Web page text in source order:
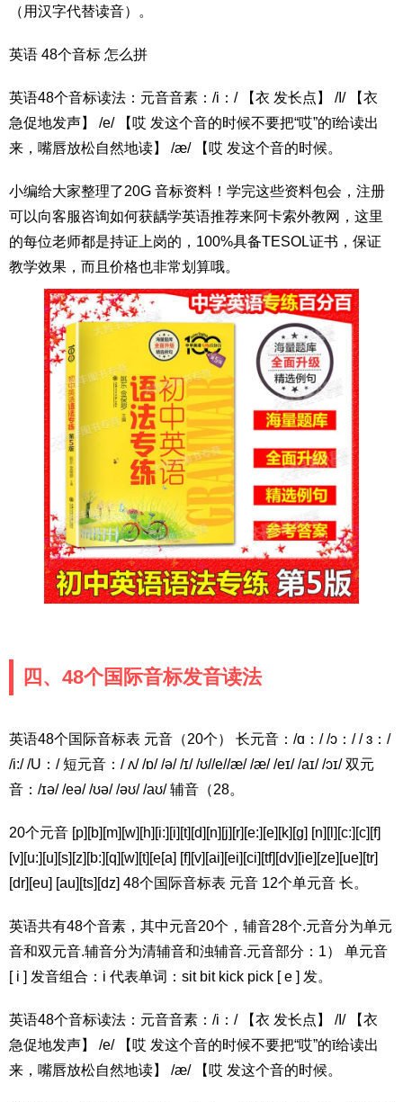
（用汉字代替读音）。
英语 48个音标 怎么拼
英语48个音标读法：元音音素：/i：/ 【衣 发长点】 /I/ 【衣
急促地发声】 /e/ 【哎 发这个音的时候不要把“哎”的ī给读出
来，嘴唇放松自然地读】 /æ/ 【哎 发这个音的时候。
小编给大家整理了20G 音标资料！学完这些资料包会，注册
可以向客服咨询如何获龋学英语推荐来阿卡索外教网，这里
的每位老师都是持证上岗的，100%具备TESOL证书，保证
教学效果，而且价格也非常划算哦。
四、48个国际音标发音读法
英语48个国际音标表 元音（20个） 长元音：/ɑ：/ /ɔ：/ / ɜ：/
/i:/ /U：/ 短元音：/ ʌ/ /ɒ/ /ə/ /ɪ/ /ʊ//e//æ/ /æ/ /eɪ/ /aɪ/ /ɔɪ/ 双元
音：/ɪə/ /eə/ /ʊə/ /əʊ/ /aʊ/ 辅音（28。
20个元音 [p][b][m][w][h][i:][i][t][d][n][j][r][e:][e][k][g] [n][l][c:][c][f]
[v][u:][u][s][z][b:][q][w][t][e[a] [f][v][ai][ei][ci][tf][dv][ie][ze][ue][tr]
[dr][eu] [au][ts][dz] 48个国际音标表 元音 12个单元音 长。
英语共有48个音素，其中元音20个，辅音28个.元音分为单元
音和双元音.辅音分为清辅音和浊辅音.元音部分：1） 单元音
[ i ] 发音组合：i 代表单词：sit bit kick pick [ e ] 发。
英语48个音标读法：元音音素：/i：/ 【衣 发长点】 /I/ 【衣
急促地发声】 /e/ 【哎 发这个音的时候不要把“哎”的ī给读出
来，嘴唇放松自然地读】 /æ/ 【哎 发这个音的时候。